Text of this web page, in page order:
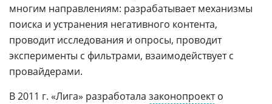
многим направлениям: разрабатывает механизмы
поиска и устранения негативного контента,
проводит исследования и опросы, проводит
эксперименты с фильтрами, взаимодействует с
провайдерами.
В 2011 г. «Лига» разработала законопроекто